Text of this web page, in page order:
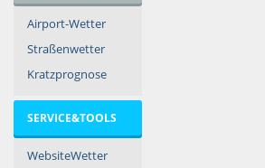
Airport-Wetter
Straßenwetter
Kratzprognose
SERVICE&TOOLS
WebsiteWetter